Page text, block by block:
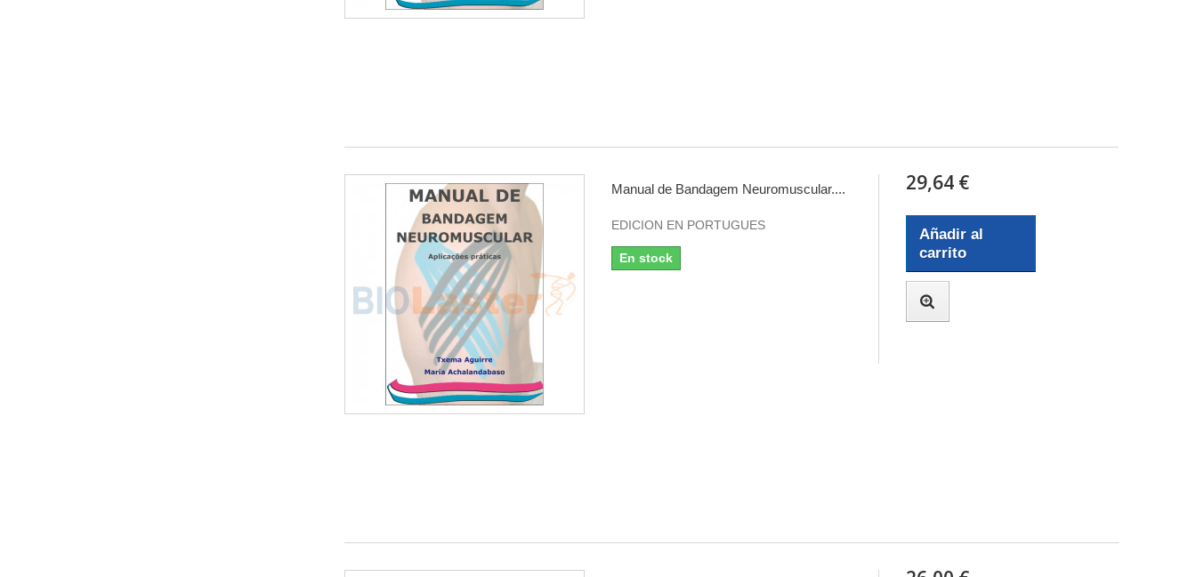
Manual de Bandagem Neuromuscular....
EDICION EN PORTUGUES
En stock
29,64 €
Añadir al
carrito